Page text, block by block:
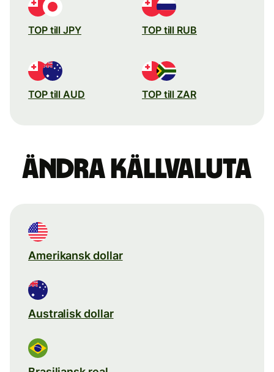
TOP till JPY TOP till RUB
TOP till AUD TOP till ZAR
Ändra källvaluta
Amerikansk dollar
Australisk dollar